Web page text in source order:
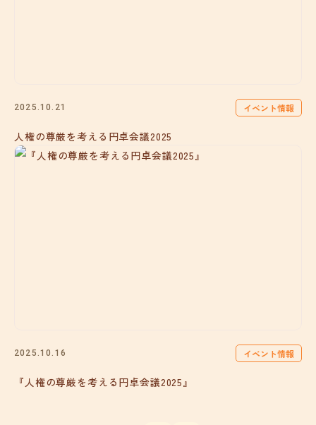
2025.10.21 イベント情報
人権の尊厳を考える円卓会議2025
2025.10.16 イベント情報
『人権の尊厳を考える円卓会議2025』